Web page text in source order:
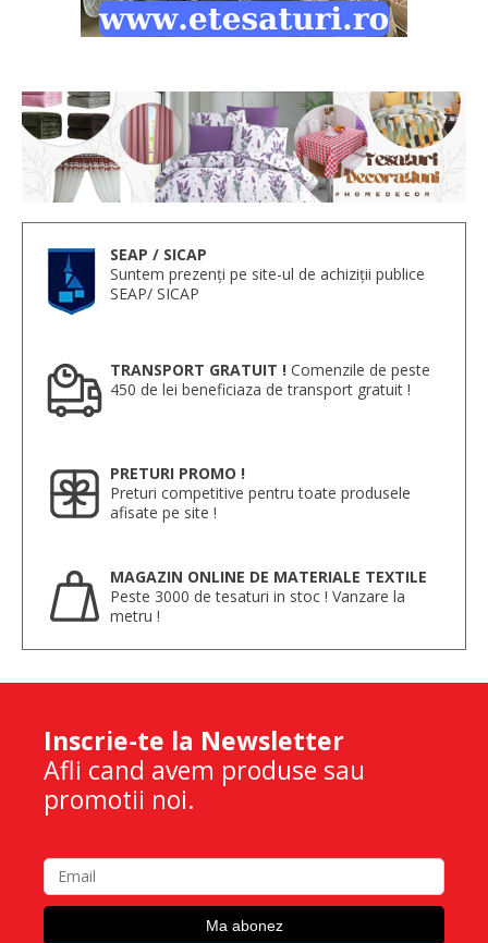
SEAP / SICAP
Suntem prezenți pe site-ul de achiziții publice
SEAP/ SICAP
TRANSPORT GRATUIT ! Comenzile de peste
450 de lei beneficiaza de transport gratuit !
PRETURI PROMO !
Preturi competitive pentru toate produsele
afisate pe site !
MAGAZIN ONLINE DE MATERIALE TEXTILE
Peste 3000 de tesaturi in stoc ! Vanzare la
metru !
Inscrie-te la Newsletter
Afli cand avem produse sau
promotii noi.